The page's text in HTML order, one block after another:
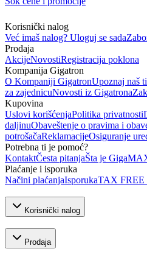
Korisnički nalog
Već imaš nalog? Uloguj se sada
Prodaja
AkcijeNovostiRegistracija poklona
Kompanija Gigatron
O Kompaniji GigatronUpoznaj naš
za zajednicuNovosti iz Gigatrona
Kupovina
Uslovi korišćenjaPolitika privatnosti
daljinuObaveštenje o pravima i
potrošačaReklamacijeOsiguranje
Potrebna ti je pomoć?
KontaktČesta pitanjaŠta je
Plaćanje i isporuka
Načini plaćanjaIsporukaTAX FREE
Korisnički nalog
Prodaja